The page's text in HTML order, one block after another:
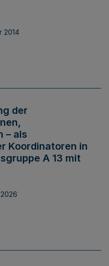
2014
der
– als
Koordinatoren in
A 13 mit